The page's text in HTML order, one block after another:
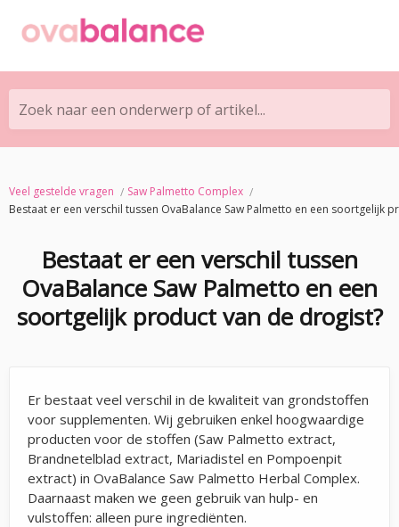
Zoek naar een onderwerp of artikel...
Veel gestelde vragen
Saw Palmetto Complex
Bestaat er een verschil tussen OvaBalance Saw Palmetto en een soortgelijk
Bestaat er een verschil tussen
OvaBalance Saw Palmetto en een
soortgelijk product van de drogist?
Er bestaat veel verschil in de kwaliteit van grondstoffen
voor supplementen. Wij gebruiken enkel hoogwaardige
producten voor de stoffen (Saw Palmetto extract,
Brandnetelblad extract, Mariadistel en Pompoenpit
extract) in OvaBalance Saw Palmetto Herbal Complex.
Daarnaast maken we geen gebruik van hulp- en
vulstoffen: alleen pure ingrediënten.